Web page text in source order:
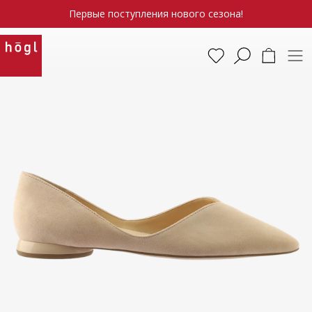
Первые поступления нового сезона!